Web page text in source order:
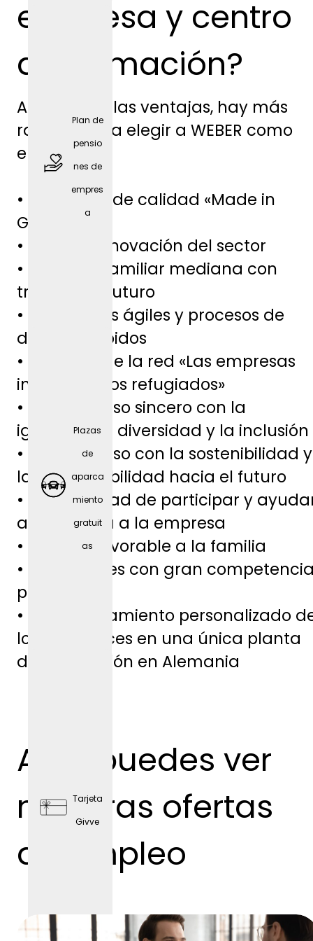
)
Plan de
pensio
nes de
empres
a
Plazas
de
aparca
miento
gratuit
as
Tarjeta
Givve
empresa y centro
de formación?
Además de las ventajas, hay más
razones para elegir a WEBER como
empresa:
• Productos de calidad «Made in
Germany»
• Líder en innovación del sector
• Empresa familiar mediana con
tradición y futuro
• Estructuras ágiles y procesos de
decisión rápidos
• Miembro de la red «Las empresas
integran a los refugiados»
• Compromiso sincero con la
igualdad, la diversidad y la inclusión
• Compromiso con la sostenibilidad y
la responsabilidad hacia el futuro
• Oportunidad de participar y
a dar forma a la empresa
• Entorno favorable a la familia
• Formadores con gran
profesional
• Acompañamiento personalizado
los aprendices en una única planta
de producción en Alemania
Aquí puedes ver
nuestras ofertas
de empleo